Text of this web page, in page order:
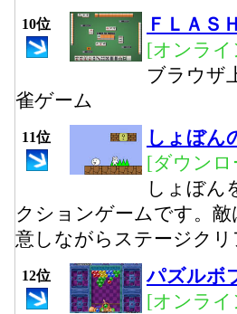
10位
ＦＬＡＳ
[オンラ
ブラウザ
雀ゲーム
11位
しょぼん
[ダウン
しょぼん
クションゲームです。
意しながらステージク
12位
パズルボ
[オンライ